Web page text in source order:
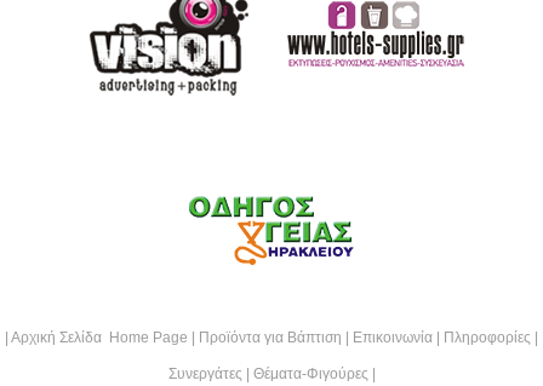
Αρχική Σελίδα Home Page Προϊόντα για Βάπτιση Επικοινωνία Πληροφορίες
Συνεργάτες Θέματα-Φιγούρες